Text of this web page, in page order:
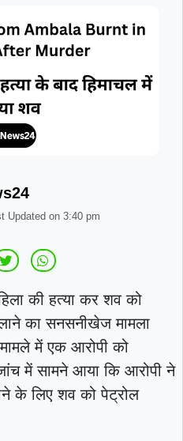
Updated on 3:40 pm
की हत्या कर शव को
का सनसनीखेज मामला
में एक आरोपी को
में सामने आया कि आरोपी ने
के लिए शव को पेट्रोल